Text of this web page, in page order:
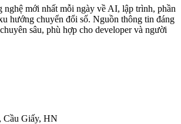
nghệ mới nhất mỗi ngày về AI, lập trình, phần
hướng chuyển đổi số. Nguồn thông tin đáng
sâu, phù hợp cho developer và người
Cầu Giấy, HN